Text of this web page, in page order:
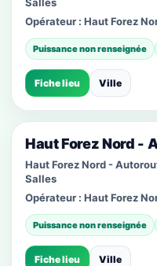
Opérateur : Haut Forez
Puissance non renseignée
Fiche lieu Ville
Haut Forez Nord -
Haut Forez Nord -
Salles
Opérateur : Haut Forez
Puissance non renseignée
Fiche lieu Ville